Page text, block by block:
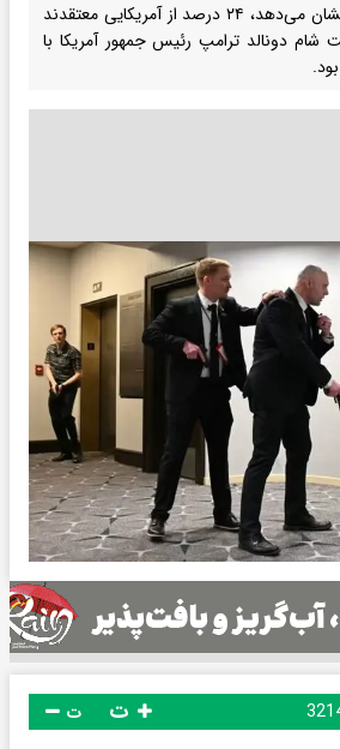
نتایج یک نظرسنجی نشان می‌دهد، ۲۴ درصد از آمریکایی معتقدند
شام دونالد ترامپ رئیس جمهور آمریکا با
ت